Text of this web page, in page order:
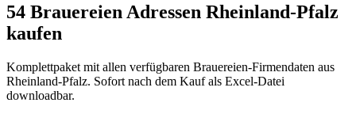
54 Brauereien Adressen Rheinland-Pfalz
kaufen
Komplettpaket mit allen verfügbaren Brauereien-Firmendaten aus
Rheinland-Pfalz. Sofort nach dem Kauf als Excel-Datei
downloadbar.